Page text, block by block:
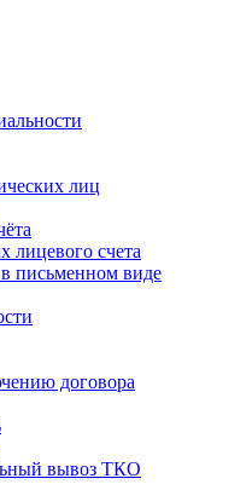
лиц
лицевого счета
письменном виде
договора
вывоз ТКО